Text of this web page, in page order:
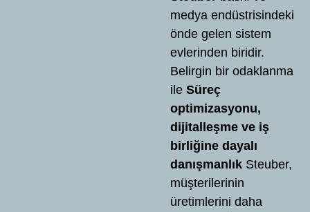
medya endüstrisindeki
önde gelen sistem
evlerinden biridir.
Belirgin bir odaklanma
ileSüreç
optimizasyonu,
dijitalleşme ve iş
birliğine dayalı
danışmanlık Steuber,
müşterilerinin
üretimlerini daha